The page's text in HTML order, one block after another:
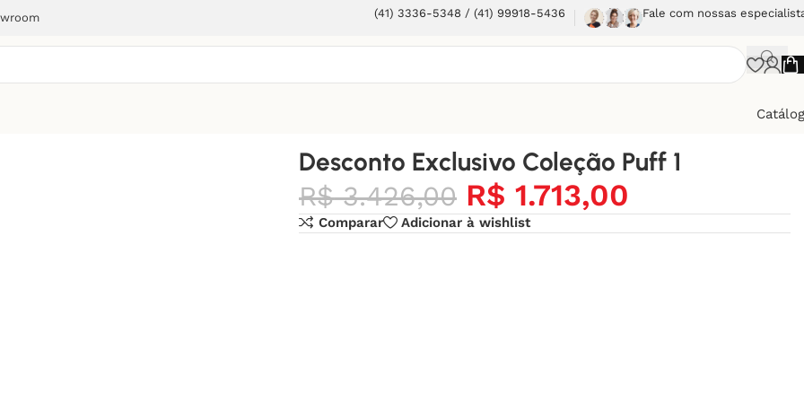
(41) 3336-5348 / (41) 99918-5436 Fale com nossas
Desconto Exclusivo Coleção Puff 1
R$3.426,00 R$ 1.713,00
Comparar Adicionar à wishlist